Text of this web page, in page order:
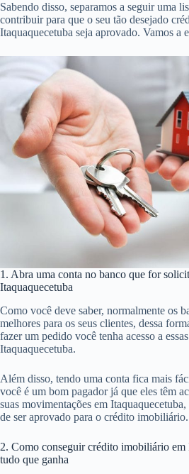
Sabendo disso, separamos a seguir uma
contribuir para que o seu tão desejado
Itaquaquecetuba seja aprovado. Vamos a
1. Abra uma conta no banco que for
Itaquaquecetuba
Como você deve saber, normalmente os
melhores para os seus clientes, dessa
fazer um pedido você tenha acesso a
Itaquaquecetuba.
Além disso, tendo uma conta fica mais
você é um bom pagador já que eles têm
suas movimentações em
de ser aprovado para o crédito imobiliário.
2. Como conseguir crédito imobiliário em
tudo que ganha